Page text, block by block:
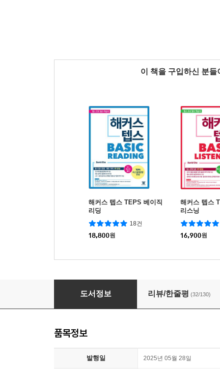
이 책을 구입하신 분
해커스 텝스 TEPS 베이직
리딩
18건
18,800원
해커스 텝스
리스닝
16,900원
맛있는 베트남어 독학 첫걸음
도서정보 리뷰/한줄평 (32/130)
품목정보
발행일 2025년 05월 28일